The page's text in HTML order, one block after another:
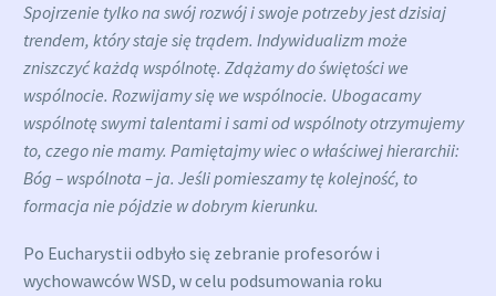
Spojrzenie tylko na swój rozwój i swoje potrzeby jest dzisiaj
trendem, który staje się trądem. Indywidualizm może
zniszczyć każdą wspólnotę. Zdążamy do świętości we
wspólnocie. Rozwijamy się we wspólnocie. Ubogacamy
wspólnotę swymi talentami i sami od wspólnoty otrzymujemy
to, czego nie mamy. Pamiętajmy wiec o właściwej hierarchii:
Bóg – wspólnota – ja. Jeśli pomieszamy tę kolejność, to
formacja nie pójdzie w dobrym kierunku.
Po Eucharystii odbyło się zebranie profesorów i
wychowawców WSD, w celu podsumowania roku